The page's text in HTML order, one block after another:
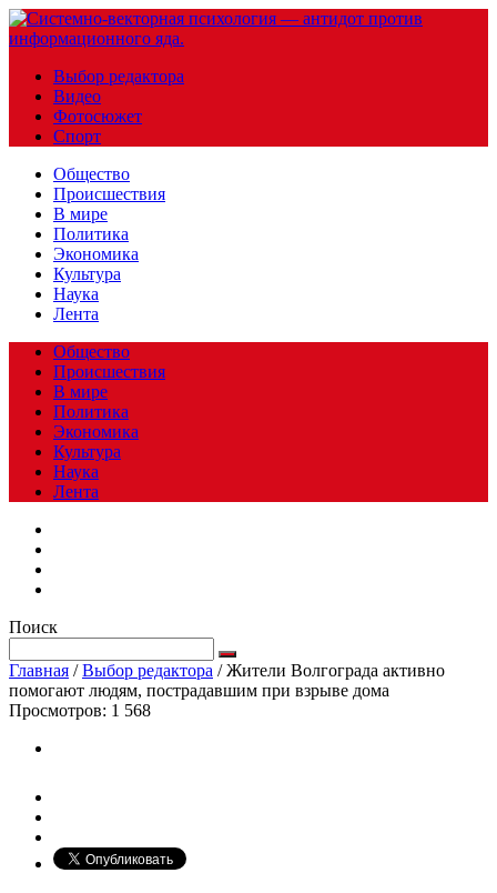
Выбор редактора
Видео
Фотосюжет
Спорт
Общество
Происшествия
В мире
Политика
Экономика
Культура
Наука
Лента
Общество
Происшествия
В мире
Политика
Экономика
Культура
Наука
Лента
Поиск
Главная /Выбор редактора /Жители Волгограда активно
помогают людям, пострадавшим при взрыве дома
Просмотров: 1 568